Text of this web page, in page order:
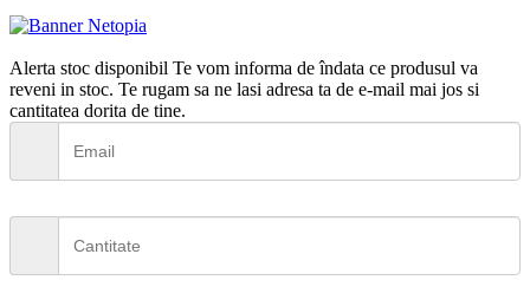
Alerta stoc disponibil Te vom informa de îndata ce produsul va
reveni in stoc. Te rugam sa ne lasi adresa ta de e-mail mai jos si
cantitatea dorita de tine.